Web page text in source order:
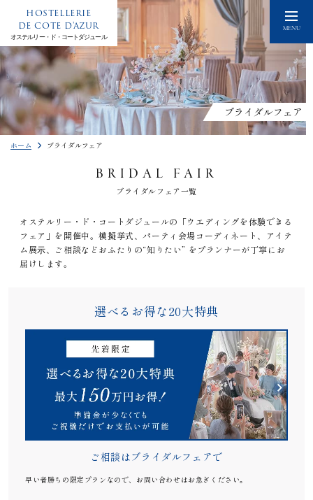
MENU
HOSTELLERIE
DE COTE D'AZUR
オステルリー・ド・コートダジュール
ブライダルフェア
ホーム ブライダルフェア
BRIDAL FAIR
ブライダルフェア一覧
オステルリー・ド・コートダジュールの「ウエディングを体験できる
フェア」を開催中。模擬挙式、パーティ会場コーディネート、アイテ
ム展⽰、ご相談などおふたりの“知りたい” をプランナーが丁寧にお
届けします。
選べるお得な20大特典
ご相談はブライダルフェアで
早い者勝ちの限定プランなので、お問い合わせはお急ぎください。